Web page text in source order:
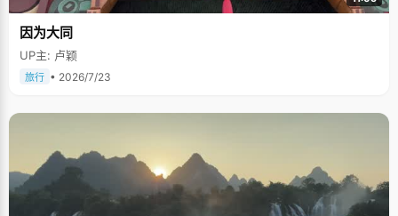
因为大同
UP主: 卢颖
旅行 • 2026/7/23